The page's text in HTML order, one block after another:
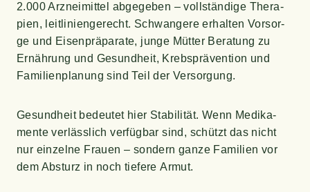
2.000 Arz­nei­mit­tel abge­ge­ben – voll­stän­di­ge The­ra­
pien, leit­li­ni­en­ge­recht. Schwan­ge­re erhal­ten Vor­sor­
ge und Eisen­prä­pa­ra­te, jun­ge Müt­ter Bera­tung zu
Ernäh­rung und Gesund­heit, Krebs­prä­ven­ti­on und
Fami­li­en­pla­nung sind Teil der Versorgung.
Gesund­heit bedeu­tet hier Sta­bi­li­tät. Wenn Medi­ka­
men­te ver­läss­lich ver­füg­bar sind, schützt das nicht
nur ein­zel­ne Frau­en – son­dern gan­ze Fami­li­en vor
dem Absturz in noch tie­fe­re Armut.